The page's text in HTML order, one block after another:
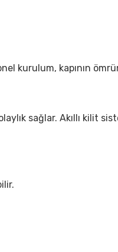
kurulum, kapının
sağlar. Akıllı kilit